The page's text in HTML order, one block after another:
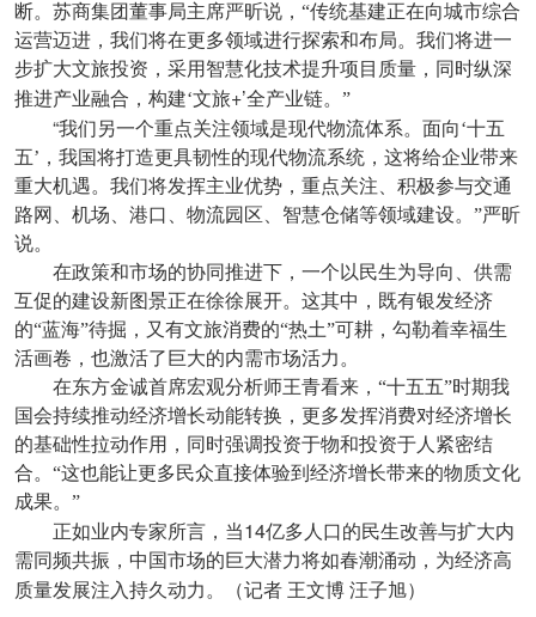
断。苏商集团董事局主席严昕说，“传统基建正在向城市综合
运营迈进，我们将在更多领域进行探索和布局。我们将进一
步扩大文旅投资，采用智慧化技术提升项目质量，同时纵深
推进产业融合，构建‘文旅+’全产业链。”
“我们另一个重点关注领域是现代物流体系。面向‘十五
五’，我国将打造更具韧性的现代物流系统，这将给企业带来
重大机遇。我们将发挥主业优势，重点关注、积极参与交通
路网、机场、港口、物流园区、智慧仓储等领域建设。”严昕
说。
在政策和市场的协同推进下，一个以民生为导向、供需
互促的建设新图景正在徐徐展开。这其中，既有银发经济
的“蓝海”待掘，又有文旅消费的“热土”可耕，勾勒着幸福生
活画卷，也激活了巨大的内需市场活力。
在东方金诚首席宏观分析师王青看来，“十五五”时期我
国会持续推动经济增长动能转换，更多发挥消费对经济增长
的基础性拉动作用，同时强调投资于物和投资于人紧密结
合。“这也能让更多民众直接体验到经济增长带来的物质文化
成果。”
正如业内专家所言，当14亿多人口的民生改善与扩大内
需同频共振，中国市场的巨大潜力将如春潮涌动，为经济高
质量发展注入持久动力。（记者 王文博 汪子旭）